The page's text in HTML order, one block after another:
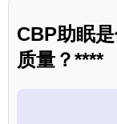
CBP助眠
质量？****